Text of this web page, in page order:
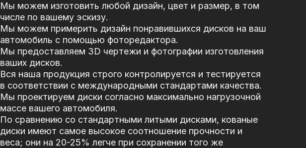
Мы можем изготовить любой дизайн, цвет и размер, в том
числе по вашему эскизу.
Мы можем примерить дизайн понравившихся дисков на ваш
автомобиль с помощью фоторедактора.
Мы предоставляем 3D чертежи и фотографии изготовления
ваших дисков.
Вся наша продукция строго контролируется и тестируется
в соответствии с международными стандартами качества.
Мы проектируем диски согласно максимально нагрузочной
массе вашего автомобиля.
По сравнению со стандартными литыми дисками, кованые
диски имеют самое высокое соотношение прочности и
веса; они на 20-25% легче при сохранении того же